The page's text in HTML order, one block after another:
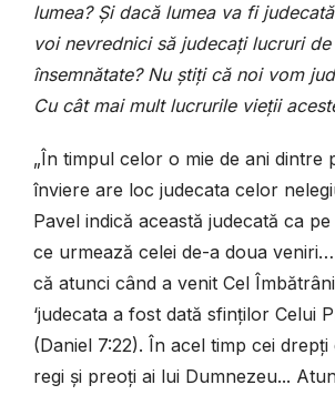
lumea? Și dacă lumea va fi
voi nevrednici să judecați lucruri
însemnătate? Nu știți că noi vom
Cu cât mai mult lucrurile vieții
„În timpul celor o mie de ani dintre
înviere are loc judecata celor
Pavel indică această judecată ca
ce urmează celei de-a doua
că atunci când a venit Cel
‘judecata a fost dată sfinților Celui
(Daniel 7:22). În acel timp cei
regi și preoți ai lui Dumnezeu...